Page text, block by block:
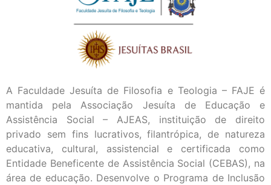
A Faculdade Jesuíta de Filosofia e Teologia – FAJE é
mantida pela Associação Jesuíta de Educação e
Assistência Social – AJEAS, instituição de direito
privado sem fins lucrativos, filantrópica, de natureza
educativa, cultural, assistencial e certificada como
Entidade Beneficente de Assistência Social (CEBAS), na
área de educação. Desenvolve o Programa de Inclusão